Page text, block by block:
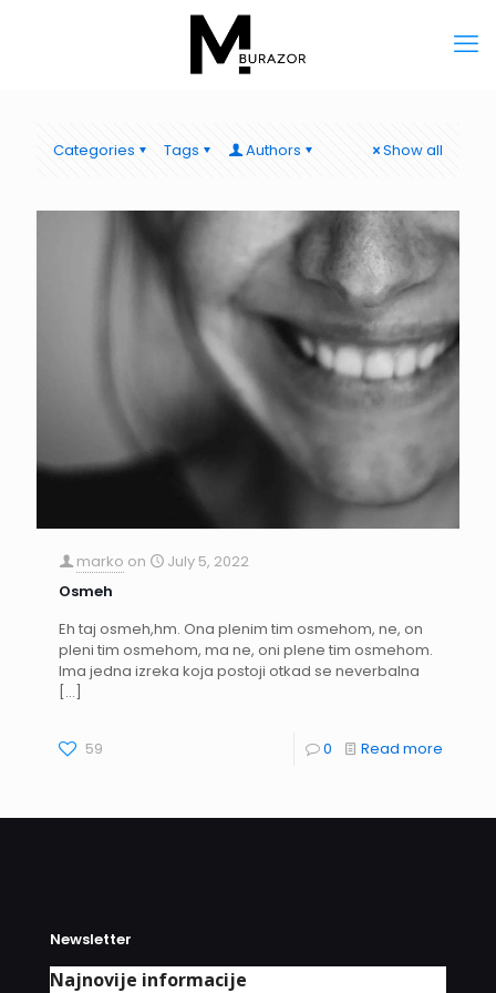
Categories Tags Authors Show all
marko on
July 5, 2022
Osmeh
Eh taj osmeh,hm. Ona plenim tim osmehom, ne, on
pleni tim osmehom, ma ne, oni plene tim osmehom.
Ima jedna izreka koja postoji otkad se neverbalna
[…]
59 0 Read more
Newsletter